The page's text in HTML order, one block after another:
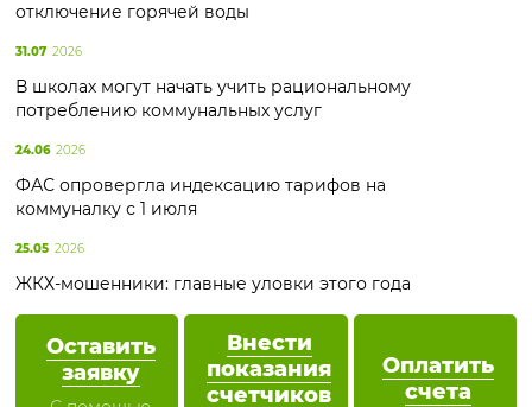
Оставить
заявку
Внести
показания
счетчиков
Оплатить
счета
отключение горячей воды
31.07 2026
В школах могут начать учить рациональному
потреблению коммунальных услуг
24.06 2026
ФАС опровергла индексацию тарифов на
коммуналку с 1 июля
25.05 2026
ЖКХ-мошенники: главные уловки этого года